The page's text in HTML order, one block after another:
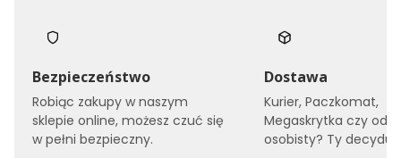
Bezpieczeństwo
Robiąc zakupy w naszym
sklepie online, możesz czuć się
w pełni bezpieczny.
Dostawa
Kurier, Paczkomat,
Megaskrytka czy
osobisty? Ty